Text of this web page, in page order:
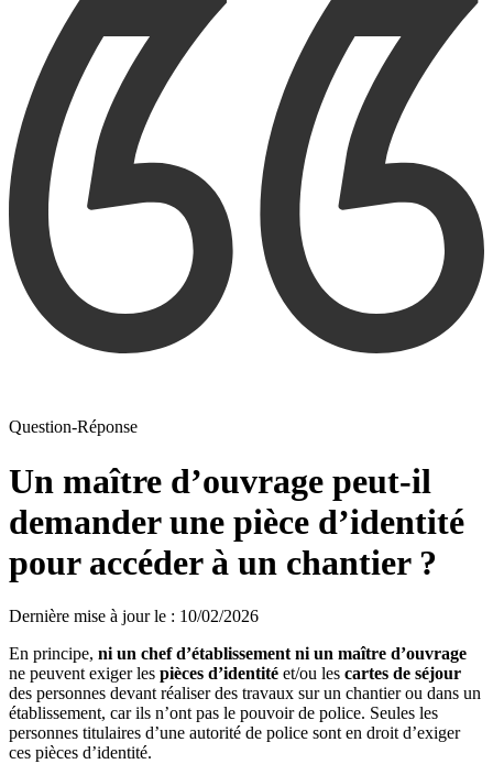
Question-Réponse
Un maître d’ouvrage peut-il
demander une pièce d’identité
pour accéder à un chantier ?
Dernière mise à jour le : 10/02/2026
En principe, ni un chef d’établissement ni un maître d’ouvrage
ne peuvent exiger les pièces d’identité et/ou les cartes de séjour
des personnes devant réaliser des travaux sur un chantier ou dans un
établissement, car ils n’ont pas le pouvoir de police. Seules les
personnes titulaires d’une autorité de police sont en droit d’exiger
ces pièces d’identité.